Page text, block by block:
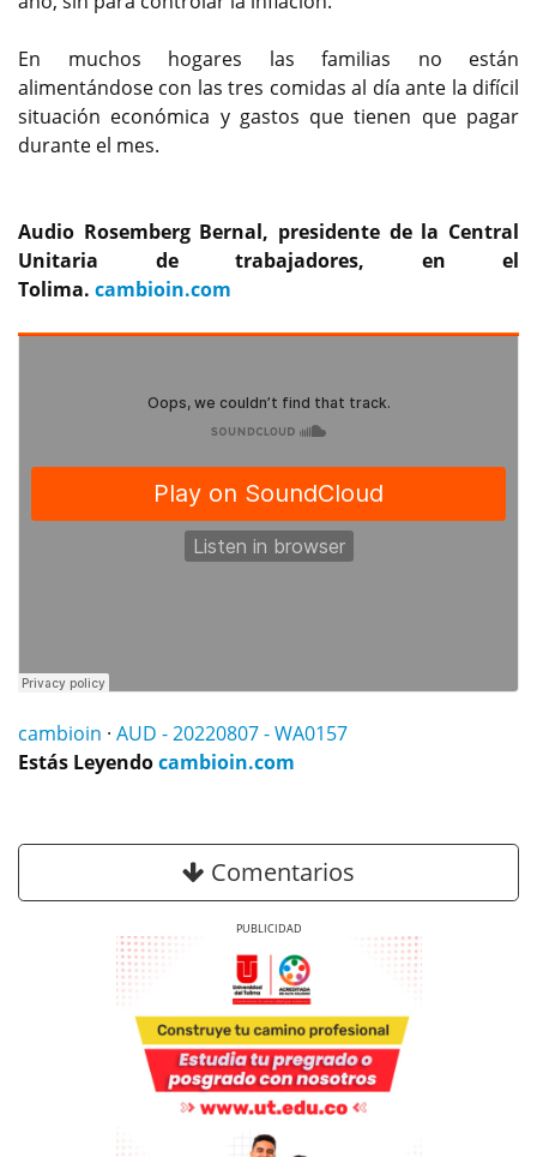
En muchos hogares las familias no están
alimentándose con las tres comidas al día ante la difícil
situación económica y gastos que tienen que pagar
durante el mes.
Audio Rosemberg Bernal, presidente de la Central
Unitaria de trabajadores, en el
Tolima. cambioin.com
cambioin · AUD - 20220807 - WA0157
Estás Leyendocambioin.com
Comentarios